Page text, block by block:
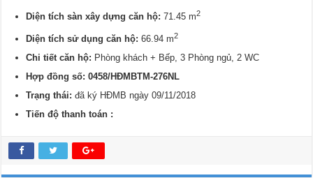
Diện tích sàn xây dựng căn hộ:71.45 m2
Diện tích sử dụng căn hộ: 66.94 m2
Chi tiết căn hộ: Phòng khách + Bếp, 3 Phòng ngủ, 2 WC
Hợp đồng số: 0458/HĐMBTM-276NL
Trạng thái:đã ký HĐMB ngày 09/11/2018
Tiến độ thanh toán :